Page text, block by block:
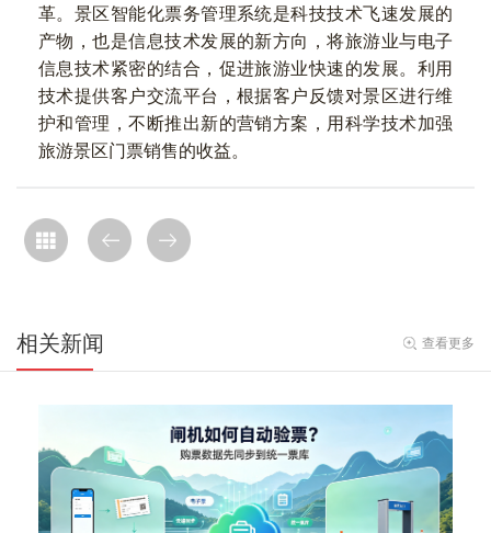
革。景区智能化票务管理系统是科技技术飞速发展的
产物，也是信息技术发展的新方向，将旅游业与电子
信息技术紧密的结合，促进旅游业快速的发展。利用
技术提供客户交流平台，根据客户反馈对景区进行维
护和管理，不断推出新的营销方案，用科学技术加强
旅游景区门票销售的收益。
相关新闻 查看更多